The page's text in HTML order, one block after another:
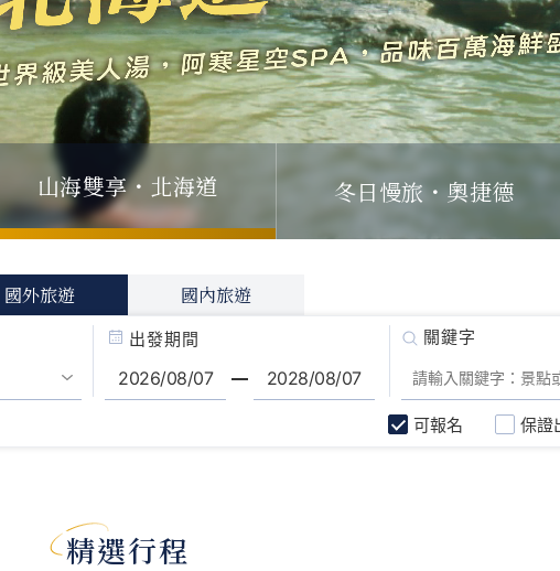
山海雙享・北海道 冬日慢旅・奧捷德
國外旅遊 國內旅遊
出發期間
可報名 保證
精選行程